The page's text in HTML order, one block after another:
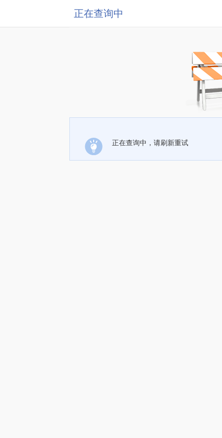
正在查询中
正在查询中，请刷新重试